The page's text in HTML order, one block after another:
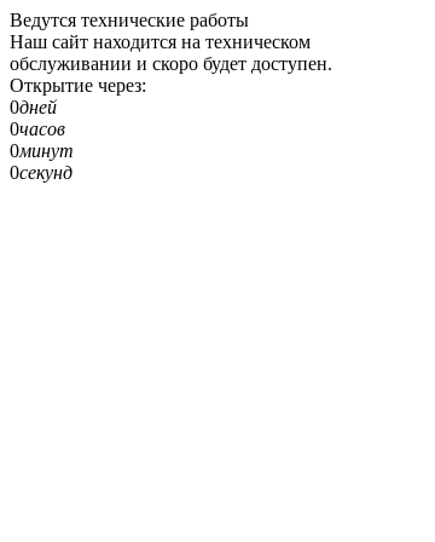
Ведутся технические работы
Наш сайт находится на техническом
обслуживании и скоро будет доступен.
Открытие через:
0дней
0часов
0минут
0секунд